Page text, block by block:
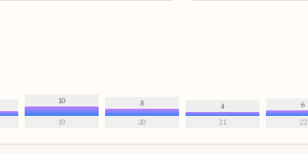
10
19
8
20
4
21
6
22